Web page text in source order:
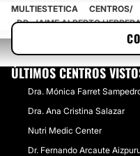
MULTIESTETICA CENTROS
​DR. JAIME ALBERTO
ÚLTIMOS CENTROS
Dra. Mónica Farret
Dra. Ana Cristina Salazar
Nutri Medic Center
Dr. Fernando Arcaute